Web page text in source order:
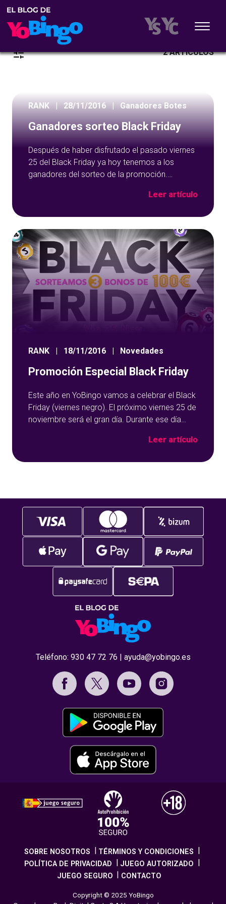
2 ARTÍCULOS
RANK | 28/11/2016 | Ganadores Botes
Ganadores sorteo Black Friday
Después de haber disfrutado el pasado viernes
25 del Black Friday ya hoy tenemos a los
ganadores del sorteo de la promoción.
bono de 100 euros cada uno. ¡Enhorabuena a
Leer artículo
RANK 18/11/2016 Novedades
Promoción Especial Black Friday
Este año en YoBingo vamos a celebrar el Black
Friday (viernes negro). El próximo viernes 25 de
noviembre será el gran día. Durante ese día
cualquiera de nuestros juegos de bingo, ruleta,
Leer artículo
Teléfono: 930 47 72 76 ayuda@yobingo.es
SOBRE NOSOTROS
TÉRMINOS Y CONDICIONES
POLÍTICA DE PRIVACIDAD
JUEGO AUTORIZADO
JUEGO SEGURO
CONTACTO
Copyright © 2025 YoBingo